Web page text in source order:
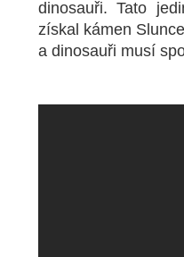
dinosauři. Tato
získal kámen
a dinosauři musí